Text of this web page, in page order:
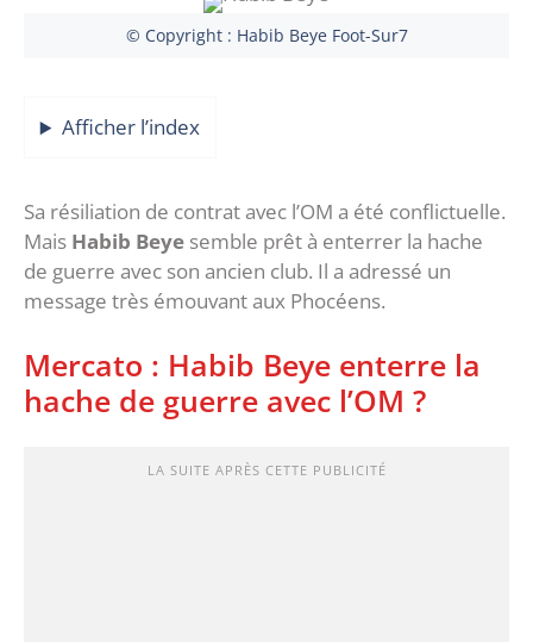
© Copyright : Habib Beye Foot-Sur7
Afficher l’index
Sa résiliation de contrat avec l’OM a été conflictuelle.
Mais Habib Beye semble prêt à enterrer la hache
de guerre avec son ancien club. Il a adressé un
message très émouvant aux Phocéens.
Mercato : Habib Beye enterre la
hache de guerre avec l’OM ?
LA SUITE APRÈS CETTE PUBLICITÉ